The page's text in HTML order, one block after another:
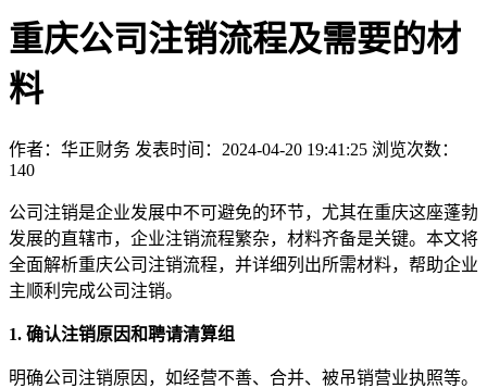
重庆公司注销流程及需要的材
料
作者：华正财务 发表时间：2024-04-20 19:41:25 浏览次数：
140
公司注销是企业发展中不可避免的环节，尤其在重庆这座蓬勃
发展的直辖市，企业注销流程繁杂，材料齐备是关键。本文将
全面解析重庆公司注销流程，并详细列出所需材料，帮助企业
主顺利完成公司注销。
1. 确认注销原因和聘请清算组
明确公司注销原因，如经营不善、合并、被吊销营业执照等。